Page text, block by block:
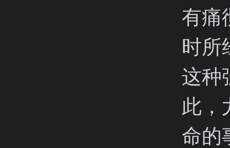
有痛
时所
这种
此，
命的